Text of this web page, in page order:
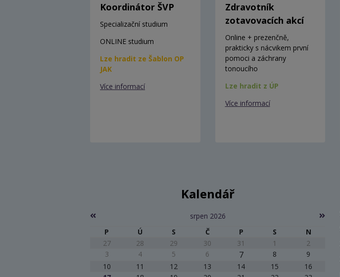
Koordinátor ŠVP
Specializační studium
ONLINE studium
Lze hradit ze Šablon OP
JAK
Více informací
Zdravotník
zotavovacích akcí
Online + prezenčně,
prakticky s nácvikem první
pomoci a záchrany
tonoucího
Lze hradit z ÚP
Více informací
Kalendář
srpen 2026
P
Ú S Č P S
N
27
28 29 30 31 1
2
3
4 5 6 7 8
9
10
11 12 13 14 15
16